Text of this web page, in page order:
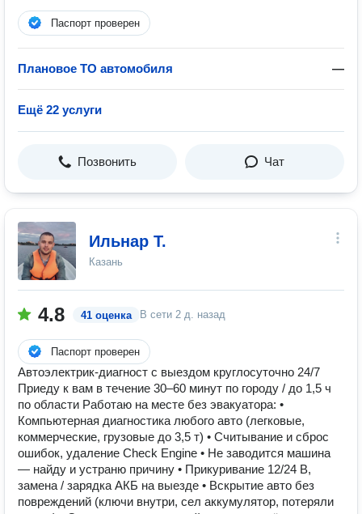
Паспорт проверен
Плановое ТО автомобиля —
Ещё 22 услуги
Позвонить Чат
Ильнар Т.
Казань
4.8 41 оценка В сети 2 д. назад
Паспорт проверен
Автоэлектрик-диагност с выездом круглосуточно 24/7
Приеду к вам в течение 30–60 минут по городу / до 1,5 ч
по области Работаю на месте без эвакуатора: •
Компьютерная диагностика любого авто (легковые,
коммерческие, грузовые до 3,5 т) • Считывание и сброс
ошибок, удаление Check Engine • Не заводится машина
— найду и устраню причину • Прикуривание 12/24 В,
замена / зарядка АКБ на выезде • Вскрытие авто без
повреждений (ключи внутри, сел аккумулятор, потеряли